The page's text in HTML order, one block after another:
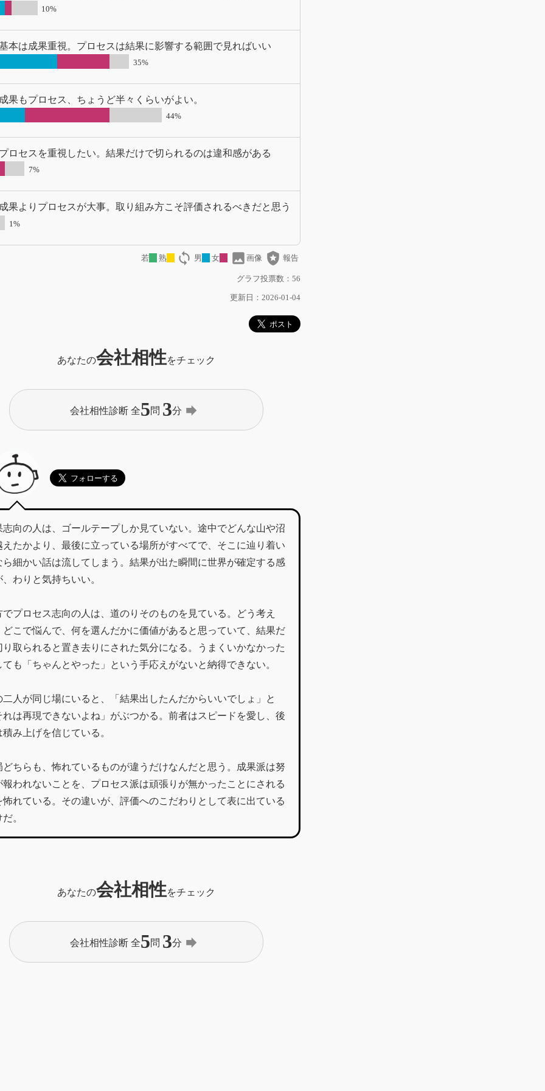
10%
本は成果重視。プロセスは結果に影響する範囲で見ればいい
35%
果もプロセス、ちょうど半々くらいがよい。
44%
ロセスを重視したい。結果だけで切られるのは違和感がある
7%
果よりプロセスが大事。取り組み方こそ評価されるべきだと思う
1%
若 熟 loop 男 女 image画像 local_police 報告
グラフ投票数：56
更新日：2026-01-04
あなたの会社相性をチェック
会社相性診断 全5問 3分 forward
志向の人は、ゴールテープしか見ていない。途中でどんな山や沼
えたかより、最後に立っている場所がすべてで、そこに辿り着い
ら細かい話は流してしまう。結果が出た瞬間に世界が確定する感
、わりと気持ちいい。
でプロセス志向の人は、道のりそのものを見ている。どう考え
どこで悩んで、何を選んだかに価値があると思っていて、結果だ
り取られると置き去りにされた気分になる。うまくいかなかった
ても「ちゃんとやった」という手応えがないと納得できない。
二人が同じ場にいると、「結果出したんだからいいでしょ」と
れは再現できないよね」がぶつかる。前者はスピードを愛し、後
積み上げを信じている。
どちらも、怖れているものが違うだけなんだと思う。成果派は努
報われないことを、プロセス派は頑張りが無かったことにされる
怖れている。その違いが、評価へのこだわりとして表に出ている
。
あなたの会社相性をチェック
会社相性診断 全5問 3分 forward